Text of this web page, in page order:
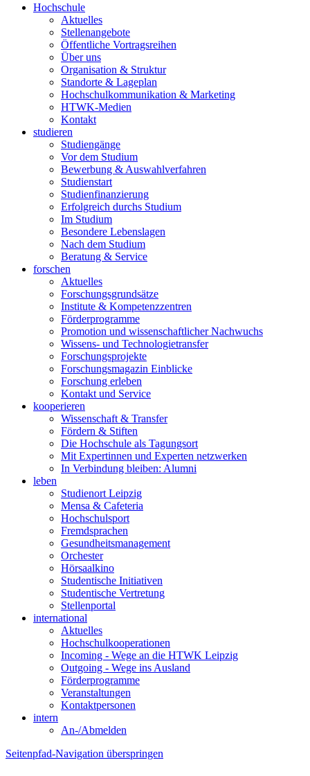
Hochschule
Aktuelles
Stellenangebote
Öffentliche Vortragsreihen
Über uns
Organisation & Struktur
Standorte & Lageplan
Hochschulkommunikation & Marketing
HTWK-Medien
Kontakt
studieren
Studiengänge
Vor dem Studium
Bewerbung & Auswahlverfahren
Studienstart
Studienfinanzierung
Erfolgreich durchs Studium
Im Studium
Besondere Lebenslagen
Nach dem Studium
Beratung & Service
forschen
Aktuelles
Forschungsgrundsätze
Institute & Kompetenzzentren
Förderprogramme
Promotion und wissenschaftlicher Nachwuchs
Wissens- und Technologietransfer
Forschungsprojekte
Forschungsmagazin Einblicke
Forschung erleben
Kontakt und Service
kooperieren
Wissenschaft & Transfer
Fördern & Stiften
Die Hochschule als Tagungsort
Mit Expertinnen und Experten netzwerken
In Verbindung bleiben: Alumni
leben
Studienort Leipzig
Mensa & Cafeteria
Hochschulsport
Fremdsprachen
Gesundheitsmanagement
Orchester
Hörsaalkino
Studentische Initiativen
Studentische Vertretung
Stellenportal
international
Aktuelles
Hochschulkooperationen
Incoming - Wege an die HTWK Leipzig
Outgoing - Wege ins Ausland
Förderprogramme
Veranstaltungen
Kontaktpersonen
intern
An-/Abmelden
Seitenpfad-Navigation überspringen